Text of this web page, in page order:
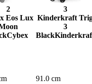
2
Eos Lux
Cybex
3
Kinderkraft
3
Black
91.0 cm